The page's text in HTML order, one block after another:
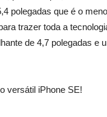
polegadas que é o
trazer toda a
de 4,7 polegadas e
versátil iPhone SE!